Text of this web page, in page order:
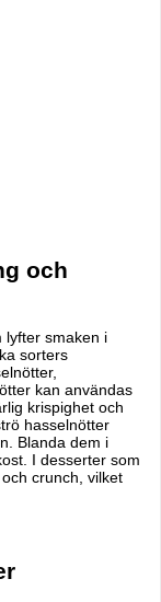
och
lyfter smaken i
sorters
kan användas
krispighet och
hasselnötter
Blanda dem i
I desserter som
crunch, vilket